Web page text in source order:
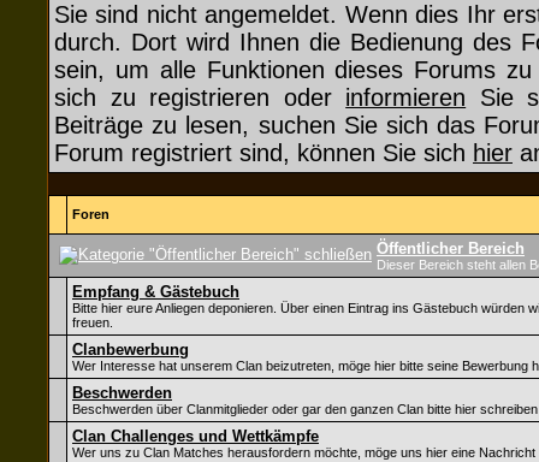
Sie sind nicht angemeldet. Wenn dies Ihr
durch. Dort wird Ihnen die Bedienung des
sein, um alle Funktionen dieses Forums
sich zu registrieren oder informieren Sie
Beiträge zu lesen, suchen Sie sich das
Forum registriert sind, können Sie sich hier
Foren
Öffentlicher Bereich
Dieser Bereich steht allen
Empfang & Gästebuch
Bitte hier eure Anliegen deponieren. Über einen Eintrag ins Gästebuch würden
freuen.
Clanbewerbung
Wer Interesse hat unserem Clan beizutreten, möge hier bitte seine Bewerbung
Beschwerden
Beschwerden über Clanmitglieder oder gar den ganzen Clan bitte hier
Clan Challenges und Wettkämpfe
Wer uns zu Clan Matches herausfordern möchte, möge uns hier eine Nachricht